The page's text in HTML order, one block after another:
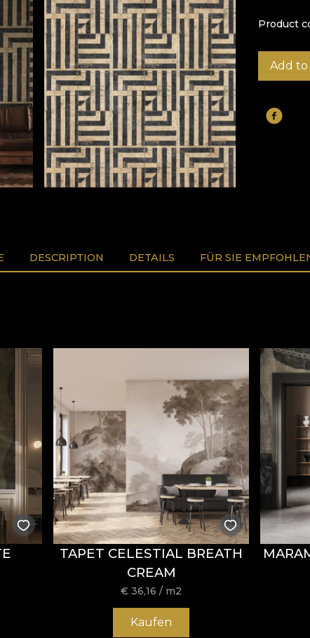
Product
Add to
DESCRIPTION DETAILS FÜR SIE
TAPET CELESTIAL BREATH
CREAM
€36,16 / m2
Kaufen